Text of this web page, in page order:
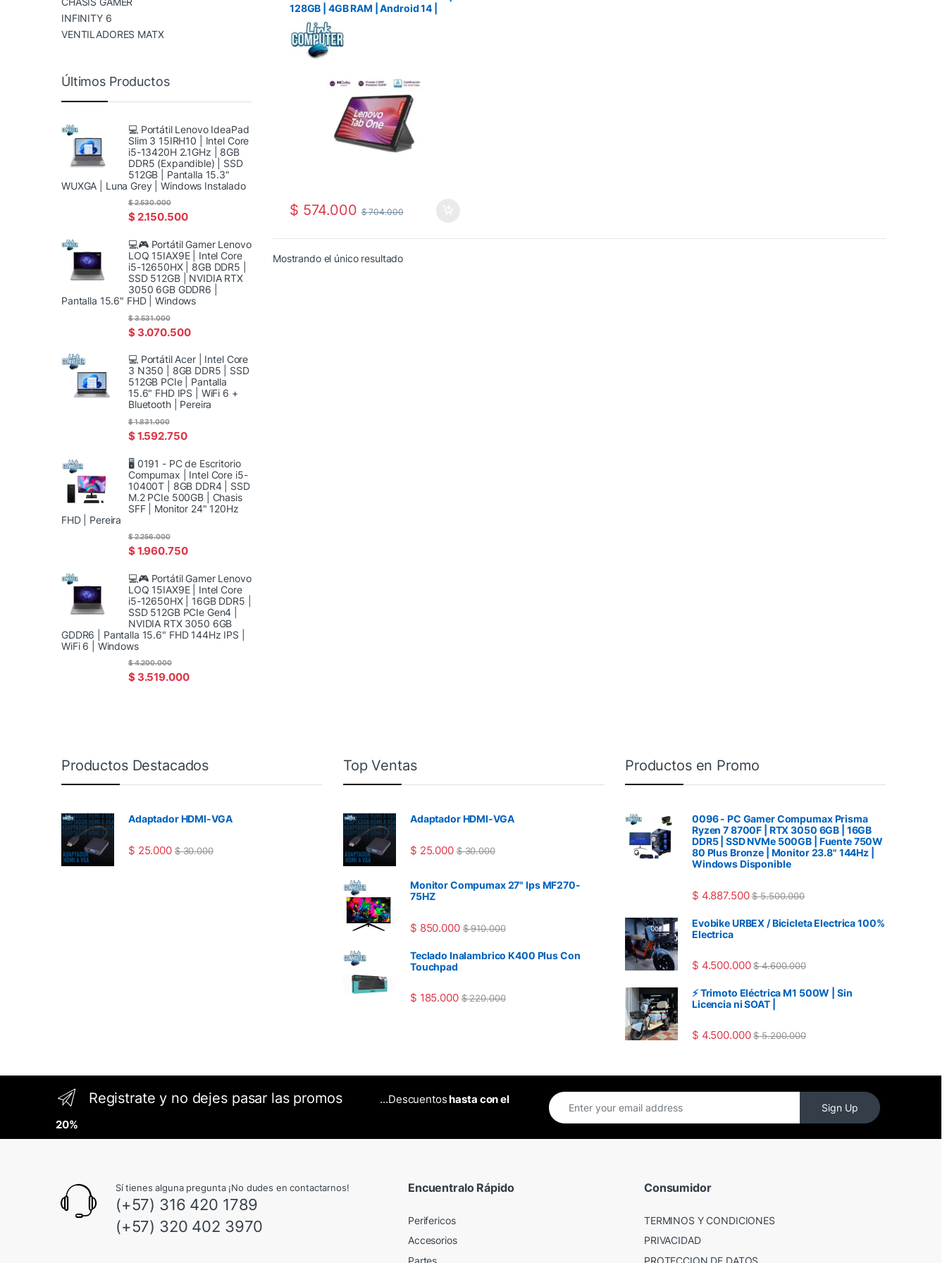
128GB | 4GB RAM | Android 14 |
Helio G85 | Folio Case
$ 574.000 $704.000
Mostrando el único resultado
INFINITY 6
VENTILADORES MATX
Últimos Productos
💻 Portátil Lenovo IdeaPad
Slim 3 15IRH10 | Intel Core
i5-13420H 2.1GHz | 8GB
DDR5 (Expandible) | SSD
512GB | Pantalla 15.3"
WUXGA | Luna Grey | Windows Instalado
$2.150.500
$2.530.000
💻🎮 Portátil Gamer Lenovo
LOQ 15IAX9E | Intel Core
i5-12650HX | 8GB DDR5 |
SSD 512GB | NVIDIA RTX
3050 6GB GDDR6 |
Pantalla 15.6" FHD | Windows
$3.070.500
$3.531.000
💻 Portátil Acer | Intel Core
3 N350 | 8GB DDR5 | SSD
512GB PCIe | Pantalla
15.6" FHD IPS | WiFi 6 +
Bluetooth | Pereira
$1.592.750
$1.831.000
🖥️ 0191 - PC de Escritorio
Compumax | Intel Core i5-
10400T | 8GB DDR4 | SSD
M.2 PCIe 500GB | Chasis
SFF | Monitor 24" 120Hz
FHD | Pereira
$1.960.750
$2.256.000
💻🎮 Portátil Gamer Lenovo
LOQ 15IAX9E | Intel Core
i5-12650HX | 16GB DDR5 |
SSD 512GB PCIe Gen4 |
NVIDIA RTX 3050 6GB
GDDR6 | Pantalla 15.6" FHD 144Hz IPS |
WiFi 6 | Windows
$3.519.000
$4.200.000
Productos Destacados
Adaptador HDMI-VGA
$ 25.000 $30.000
Top Ventas
Adaptador HDMI-VGA
$ 25.000 $30.000
Monitor Compumax 27" Ips MF270-
75HZ
$ 850.000 $910.000
Teclado Inalambrico K400 Plus Con
Touchpad
$ 185.000 $220.000
Productos en Promo
0096 - PC Gamer Compumax Prisma
Ryzen 7 8700F | RTX 3050 6GB | 16GB
DDR5 | SSD NVMe 500GB | Fuente 750W
80 Plus Bronze | Monitor 23.8" 144Hz |
Windows Disponible
$ 4.887.500 $5.500.000
Evobike URBEX / Bicicleta Electrica 100%
Electrica
$ 4.500.000 $4.600.000
⚡ Trimoto Eléctrica M1 500W | Sin
Licencia ni SOAT |
$ 4.500.000 $5.200.000
Registrate y no dejes pasar las promos ...Descuentoshasta con el
20%
Sign Up
Sí tienes alguna pregunta ¡No dudes en contactarnos!
(+57) 316 420 1789
(+57) 320 402 3970
Encuentralo Rápido
Perifericos
Accesorios
Partes
Consumidor
TERMINOS Y CONDICIONES
PRIVACIDAD
PROTECCION DE DATOS